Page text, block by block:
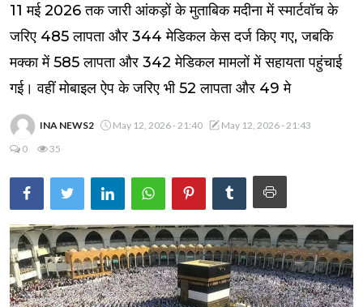
11 मई 2026 तक जारी आंकड़ों के मुताबिक मदीना में स्मार्टवॉच के
जरिए 485 लापता और 344 मेडिकल केस दर्ज किए गए, जबकि
मक्का में 585 लापता और 342 मेडिकल मामलों में सहायता पहुंचाई
गई। वहीं मोबाइल ऐप के जरिए भी 52 लापता और 49 मे
INA NEWS2 May 12, 2026 - 21:40
May 12, 2026 - 21:43
0
35